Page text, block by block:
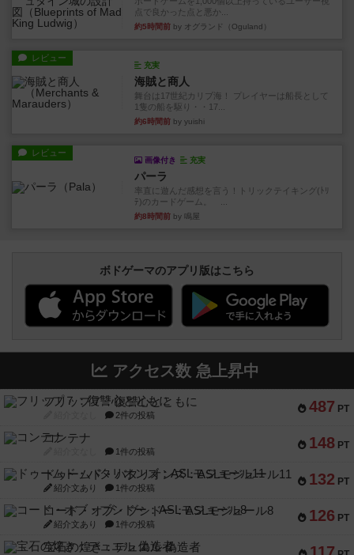
点で良かった点と悪か...
約5時間前 by オグランド（Oguland）
レビュー
充実
海賊と商人
舞台は17世紀カリブ海！ プレイヤーは船長として
1隻の船を駆り・・17...
約6時間前 by yuishi
レビュー
画像付き 充実
パーラ
率直に遊んだ感想を言う！トリックテイキング(ﾄﾘ
ﾃ)のカードゲーム。 ...
約8時間前 by 鳴屋
ボドゲーマのアプリ版はこちら
アクセス数 急上昇中
487 PT
フリップ７：復讐心とともに
2件の投稿
148 PT
コンテナ
1件の投稿
132 PT
ドゥームド・バタリオンズ：ASLモジュール11
紹介文あり 1件の投稿
126 PT
コード・オブ・ブシドー：ASLモジュール8
紹介文あり 1件の投稿
宝石の煌き：デュエル 偽造者